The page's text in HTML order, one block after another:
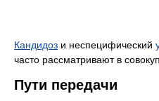
Кандидоз и неспецифический
часто рассматривают в
Пути передачи